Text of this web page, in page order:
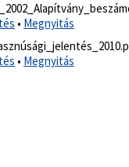
• Megnyitás
• Megnyitás